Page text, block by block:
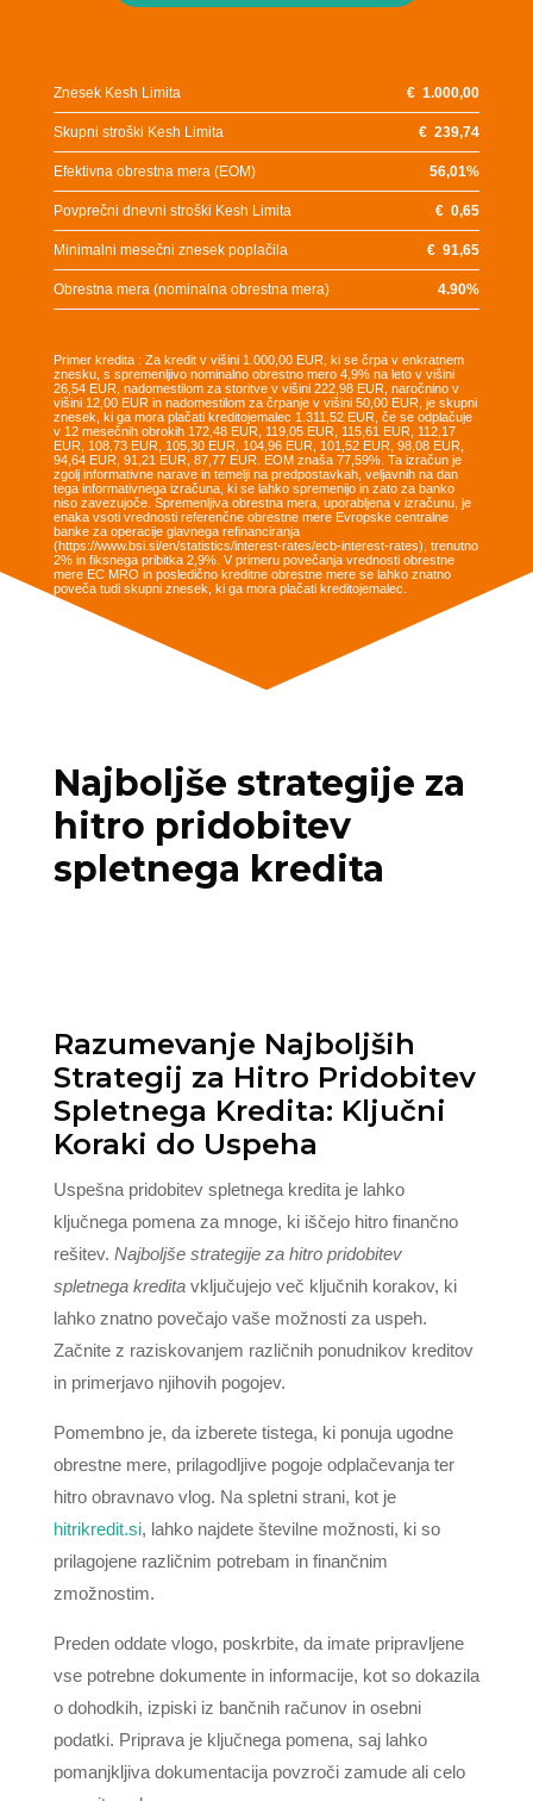
Znesek Kesh Limita €1.000,00
Skupni stroški Kesh Limita €239,74
Efektivna obrestna mera (EOM) 56,01%
Povprečni dnevni stroški Kesh Limita €0,65
Minimalni mesečni znesek poplačila €91,65
Obrestna mera (nominalna obrestna mera) 4.90%
Primer kredita : Za kredit v višini 1.000,00 EUR, ki se črpa v enkratnem
znesku, s spremenljivo nominalno obrestno mero 4,9% na leto v višini
26,54 EUR, nadomestilom za storitve v višini 222,98 EUR, naročnino v
višini 12,00 EUR in nadomestilom za črpanje v višini 50,00 EUR, je skupni
znesek, ki ga mora plačati kreditojemalec 1.311,52 EUR, če se odplačuje
v 12 mesečnih obrokih 172,48 EUR, 119,05 EUR, 115,61 EUR, 112,17
EUR, 108,73 EUR, 105,30 EUR, 104,96 EUR, 101,52 EUR, 98,08 EUR,
94,64 EUR, 91,21 EUR, 87,77 EUR. EOM znaša 77,59%. Ta izračun je
zgolj informativne narave in temelji na predpostavkah, veljavnih na dan
tega informativnega izračuna, ki se lahko spremenijo in zato za banko
niso zavezujoče. Spremenljiva obrestna mera, uporabljena v izračunu, je
enaka vsoti vrednosti referenčne obrestne mere Evropske centralne
banke za operacije glavnega refinanciranja
(https://www.bsi.si/en/statistics/interest-rates/ecb-interest-rates), trenutno
2% in fiksnega pribitka 2,9%. V primeru povečanja vrednosti obrestne
mere EC MRO in posledično kreditne obrestne mere se lahko znatno
poveča tudi skupni znesek, ki ga mora plačati kreditojemalec.
Najboljše strategije za
hitro pridobitev
spletnega kredita
Razumevanje Najboljših
Strategij za Hitro Pridobitev
Spletnega Kredita: Ključni
Koraki do Uspeha
Uspešna pridobitev spletnega kredita je lahko
ključnega pomena za mnoge, ki iščejo hitro finančno
rešitev. Najboljše strategije za hitro pridobitev
spletnega kreditavključujejo več ključnih korakov, ki
lahko znatno povečajo vaše možnosti za uspeh.
Začnite z raziskovanjem različnih ponudnikov kreditov
in primerjavo njihovih pogojev.
Pomembno je, da izberete tistega, ki ponuja ugodne
obrestne mere, prilagodljive pogoje odplačevanja ter
hitro obravnavo vlog. Na spletni strani, kot je
hitrikredit.si, lahko najdete številne možnosti, ki so
prilagojene različnim potrebam in finančnim
zmožnostim.
Preden oddate vlogo, poskrbite, da imate pripravljene
vse potrebne dokumente in informacije, kot so dokazila
o dohodkih, izpiski iz bančnih računov in osebni
podatki. Priprava je ključnega pomena, saj lahko
pomanjkljiva dokumentacija povzroči zamude ali celo